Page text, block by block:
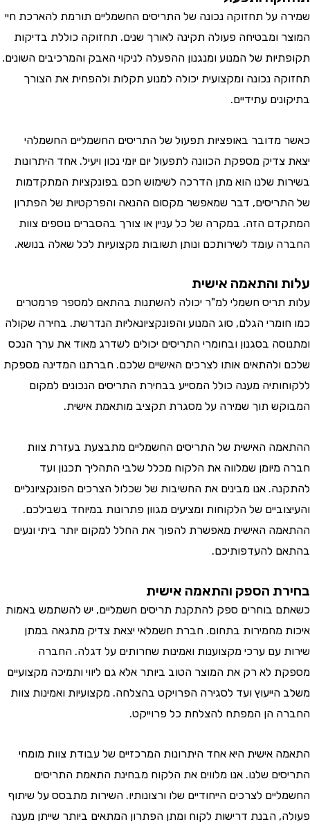
על תחזוקה נכונה של התריסים החשמליים תורמת להארכת חיי
ומבטיחה פעולה תקינה לאורך שנים. תחזוקה כוללת בדיקות
של המנוע ומנגנון ההפעלה לניקוי האבק והמרכיבים השונים.
נכונה ומקצועית יכולה למנוע תקלות ולהפחית את הצורך
עתידיים.
באופציות תפעול של התריסים החשמליים החשמלהי
מספקת הכוונה לתפעול יום יומי נכון ויעיל. אחד היתרונות
שלנו הוא מתן הדרכה לשימוש חכם בפונקציות המתקדמות
דבר שמאפשר מקסום ההנאה והפרקטיות של הפתרון
הזה. במקרה של כל עניין או צורך בהסברים נוספים צוות
עומד לשירותכם ונותן תשובות מקצועיות לכל שאלה בנושא.
והתאמה אישית
חשמלי למ"ר יכולה להשתנות בהתאם למספר פרמטרים
הגלם, סוג המנוע והפונקציונאליות הנדרשת. בחירה שקולה
בסגנון ובחומרי התריסים יכולים לשדרג מאוד את ערך הנכס
אותו לצרכים האישיים שלכם. חברתנו המדינה מספקת
מענה כולל המסייע בבחירת התריסים הנכונים למקום
תוך שמירה על מסגרת תקציב מותאמת אישית.
האישית של התריסים החשמליים מתבצעת בעזרת צוות
שמלווה את הלקוח מכלל שלבי התהליך תכנון ועד
אנו מבינים את החשיבות של שכלול הצרכים הפונקציונליים
של הלקוחות ומציעים מגוון פתרונות במיוחד בשבילכם.
האישית מאפשרת להפוך את החלל למקום יותר ביתי ונעים
להעדפותיכם.
הספק והתאמה אישית
בוחרים ספק להתקנת תריסים חשמליים, יש להשתמש באמות
מחמירות בתחום. חברת חשמלאי יצאת צדיק מתגאה במתן
עם ערכי מקצוענות ואמינות שחרותים על דגלה. החברה
לא רק את המוצר הטוב ביותר אלא גם ליווי ותמיכה מקצועיים
ועד לסגירה הפרויקט בהצלחה. מקצועיות ואמינות צוות
הן המפתח להצלחת כל פרוייקט.
אישית היא אחד היתרונות המרכזיים של עבודת צוות מומחי
שלנו. אנו מלווים את הלקוח מבחינת התאמת התריסים
לצרכים הייחודיים שלו ורצונותיו. השירות מתבסס על שיתוף
הבנת דרישות לקוח ומתן הפתרון המתאים ביותר שייתן מענה